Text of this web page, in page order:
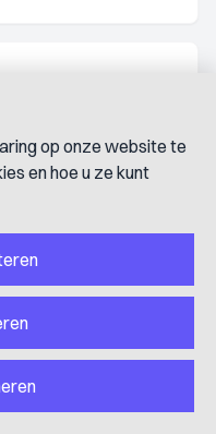
bezit harddrugs
versnelde
verdachte tot een
medeplegen
met
op onze website te
en hoe u ze kunt